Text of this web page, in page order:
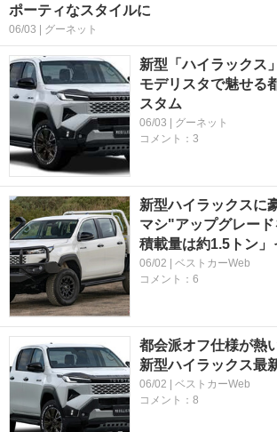
ポーティなスタイルに
06/03 | グーネット
新型「ハイラックス
モデリスタで魅せる
スタム
06/03 | グーネット
コメント：3
新型ハイラックスに
マシ"アップグレー
積載量は約1.5トン
06/02 | ベストカーWeb
コメント：6
都会派オフ仕様が熱
新型ハイラックス最
06/02 | ベストカーWeb
コメント：8